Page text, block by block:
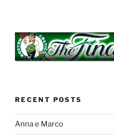
RECENT POSTS
Anna e Marco